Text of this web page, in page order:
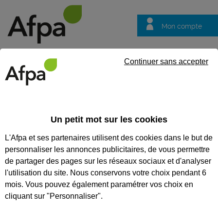
Mon compte
questions
Contrat d'apprentissage
Technicien d'installation et de
maintenance de piscines à
Lieuran-lès-Béziers (34)
REF : 1143610
Un petit mot sur les cookies
L'Afpa et ses partenaires utilisent des cookies dans le but de
personnaliser les annonces publicitaires, de vous permettre
de partager des pages sur les réseaux sociaux et d'analyser
l'utilisation du site. Nous conservons votre choix pendant 6
mois. Vous pouvez également paramétrer vos choix en
cliquant sur "Personnaliser".
Continuer sans accepter